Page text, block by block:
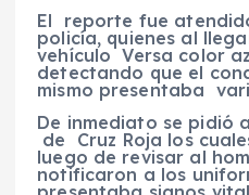
El reporte fue
policía, quienes al
vehículo Versa color
detectando que el
mismo presentaba
De inmediato se pidió
de
Cruz Roja los
luego de revisar al
notificaron a los